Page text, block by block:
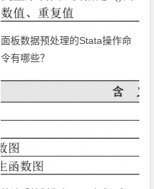
面板数据预处理的Stata操作命
令有哪些？